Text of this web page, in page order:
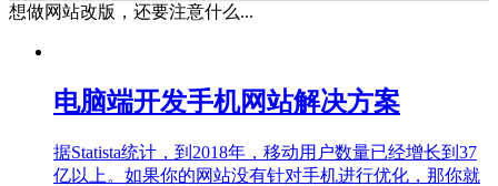
想做网站改版，还要注意什么...
电脑端开发手机网站解决方案
据Statista统计，到2018年，移动用户数量已经增长到37
亿以上。如果你的网站没有针对手机进行优化，那你就